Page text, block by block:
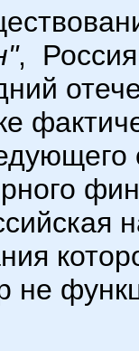
, Россия
не